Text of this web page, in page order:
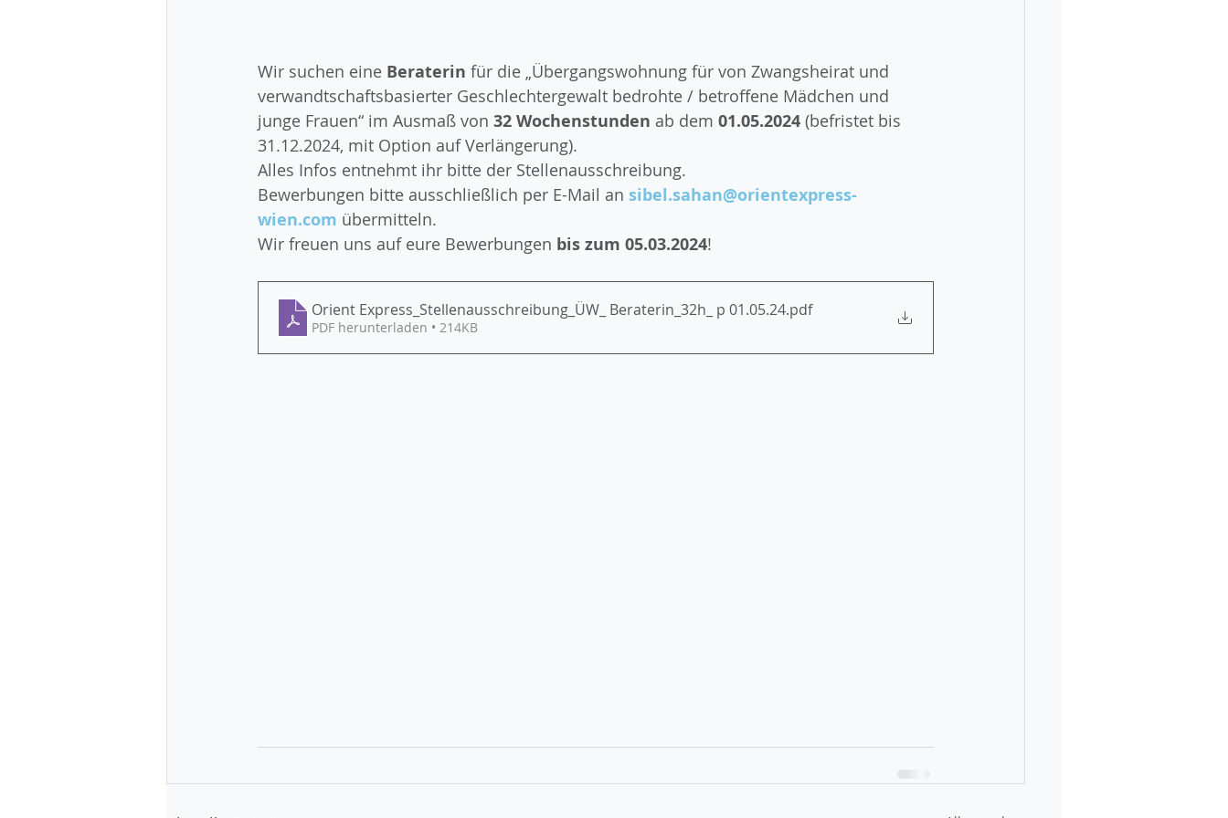
Wir suchen eine Beraterin für die „Übergangswohnung für von Zwangsheirat und
verwandtschaftsbasierter Geschlechtergewalt bedrohte / betroffene Mädchen und
junge Frauen“ im Ausmaß von 32 Wochenstunden ab dem 01.05.2024 (befristet bis
31.12.2024, mit Option auf Verlängerung).
Alles Infos entnehmt ihr bitte der Stellenausschreibung.
Bewerbungen bitte ausschließlich per E-Mail an sibel.sahan@orientexpress-
wien.com übermitteln.
Wir freuen uns auf eure Bewerbungen bis zum 05.03.2024!
Orient Express_Stellenausschreibung_ÜW_ Beraterin_32h_ p 01.05.24.pdf
PDF herunterladen • 214KB